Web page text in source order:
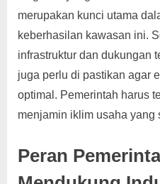
merupakan kunci utama
keberhasilan kawasan ini.
infrastruktur dan dukungan
juga perlu di pastikan agar
optimal. Pemerintah harus
menjamin iklim usaha yang
Peran